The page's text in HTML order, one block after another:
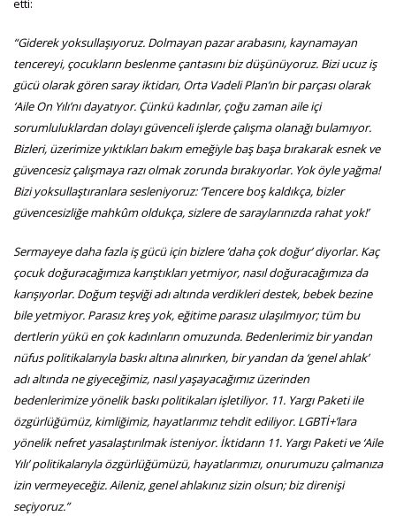
etti:
“Giderek yoksullaşıyoruz. Dolmayan pazar arabasını, kaynamayan
tencereyi, çocukların beslenme çantasını biz düşünüyoruz. Bizi ucuz iş
gücü olarak gören saray iktidarı, Orta Vadeli Plan’ın bir parçası olarak
‘Aile On Yılı’nı dayatıyor. Çünkü kadınlar, çoğu zaman aile içi
sorumluluklardan dolayı güvenceli işlerde çalışma olanağı bulamıyor.
Bizleri, üzerimize yıktıkları bakım emeğiyle baş başa bırakarak esnek ve
güvencesiz çalışmaya razı olmak zorunda bırakıyorlar. Yok öyle yağma!
Bizi yoksullaştıranlara sesleniyoruz: ‘Tencere boş kaldıkça, bizler
güvencesizliğe mahkûm oldukça, sizlere de saraylarınızda rahat yok!’
Sermayeye daha fazla iş gücü için bizlere ‘daha çok doğur’ diyorlar. Kaç
çocuk doğuracağımıza karıştıkları yetmiyor, nasıl doğuracağımıza da
karışıyorlar. Doğum teşviği adı altında verdikleri destek, bebek bezine
bile yetmiyor. Parasız kreş yok, eğitime parasız ulaşılmıyor; tüm bu
dertlerin yükü en çok kadınların omuzunda. Bedenlerimiz bir yandan
nüfus politikalarıyla baskı altına alınırken, bir yandan da ‘genel ahlak’
adı altında ne giyeceğimiz, nasıl yaşayacağımız üzerinden
bedenlerimize yönelik baskı politikaları işletiliyor. 11. Yargı Paketi ile
özgürlüğümüz, kimliğimiz, hayatlarımız tehdit ediliyor. LGBTİ+’lara
yönelik nefret yasalaştırılmak isteniyor. İktidarın 11. Yargı Paketi ve ‘Aile
Yılı’ politikalarıyla özgürlüğümüzü, hayatlarımızı, onurumuzu çalmanıza
izin vermeyeceğiz. Aileniz, genel ahlakınız sizin olsun; biz direnişi
seçiyoruz.”